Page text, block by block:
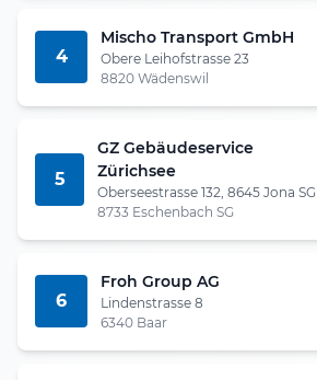
4
Mischo Transport GmbH
Obere Leihofstrasse 23
8820 Wädenswil
5
GZ Gebäudeservice
Zürichsee
Oberseestrasse 132, 8645 Jona SG
8733 Eschenbach SG
6
Froh Group AG
Lindenstrasse 8
6340 Baar